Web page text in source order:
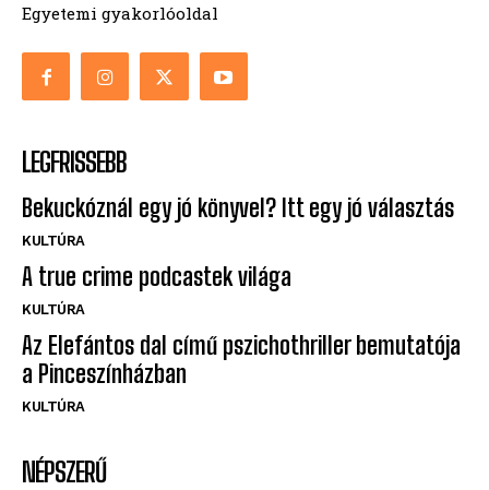
Egyetemi gyakorlóoldal
LEGFRISSEBB
Bekuckóznál egy jó könyvel? Itt egy jó választás
KULTÚRA
A true crime podcastek világa
KULTÚRA
Az Elefántos dal című pszichothriller bemutatója
a Pinceszínházban
KULTÚRA
NÉPSZERŰ